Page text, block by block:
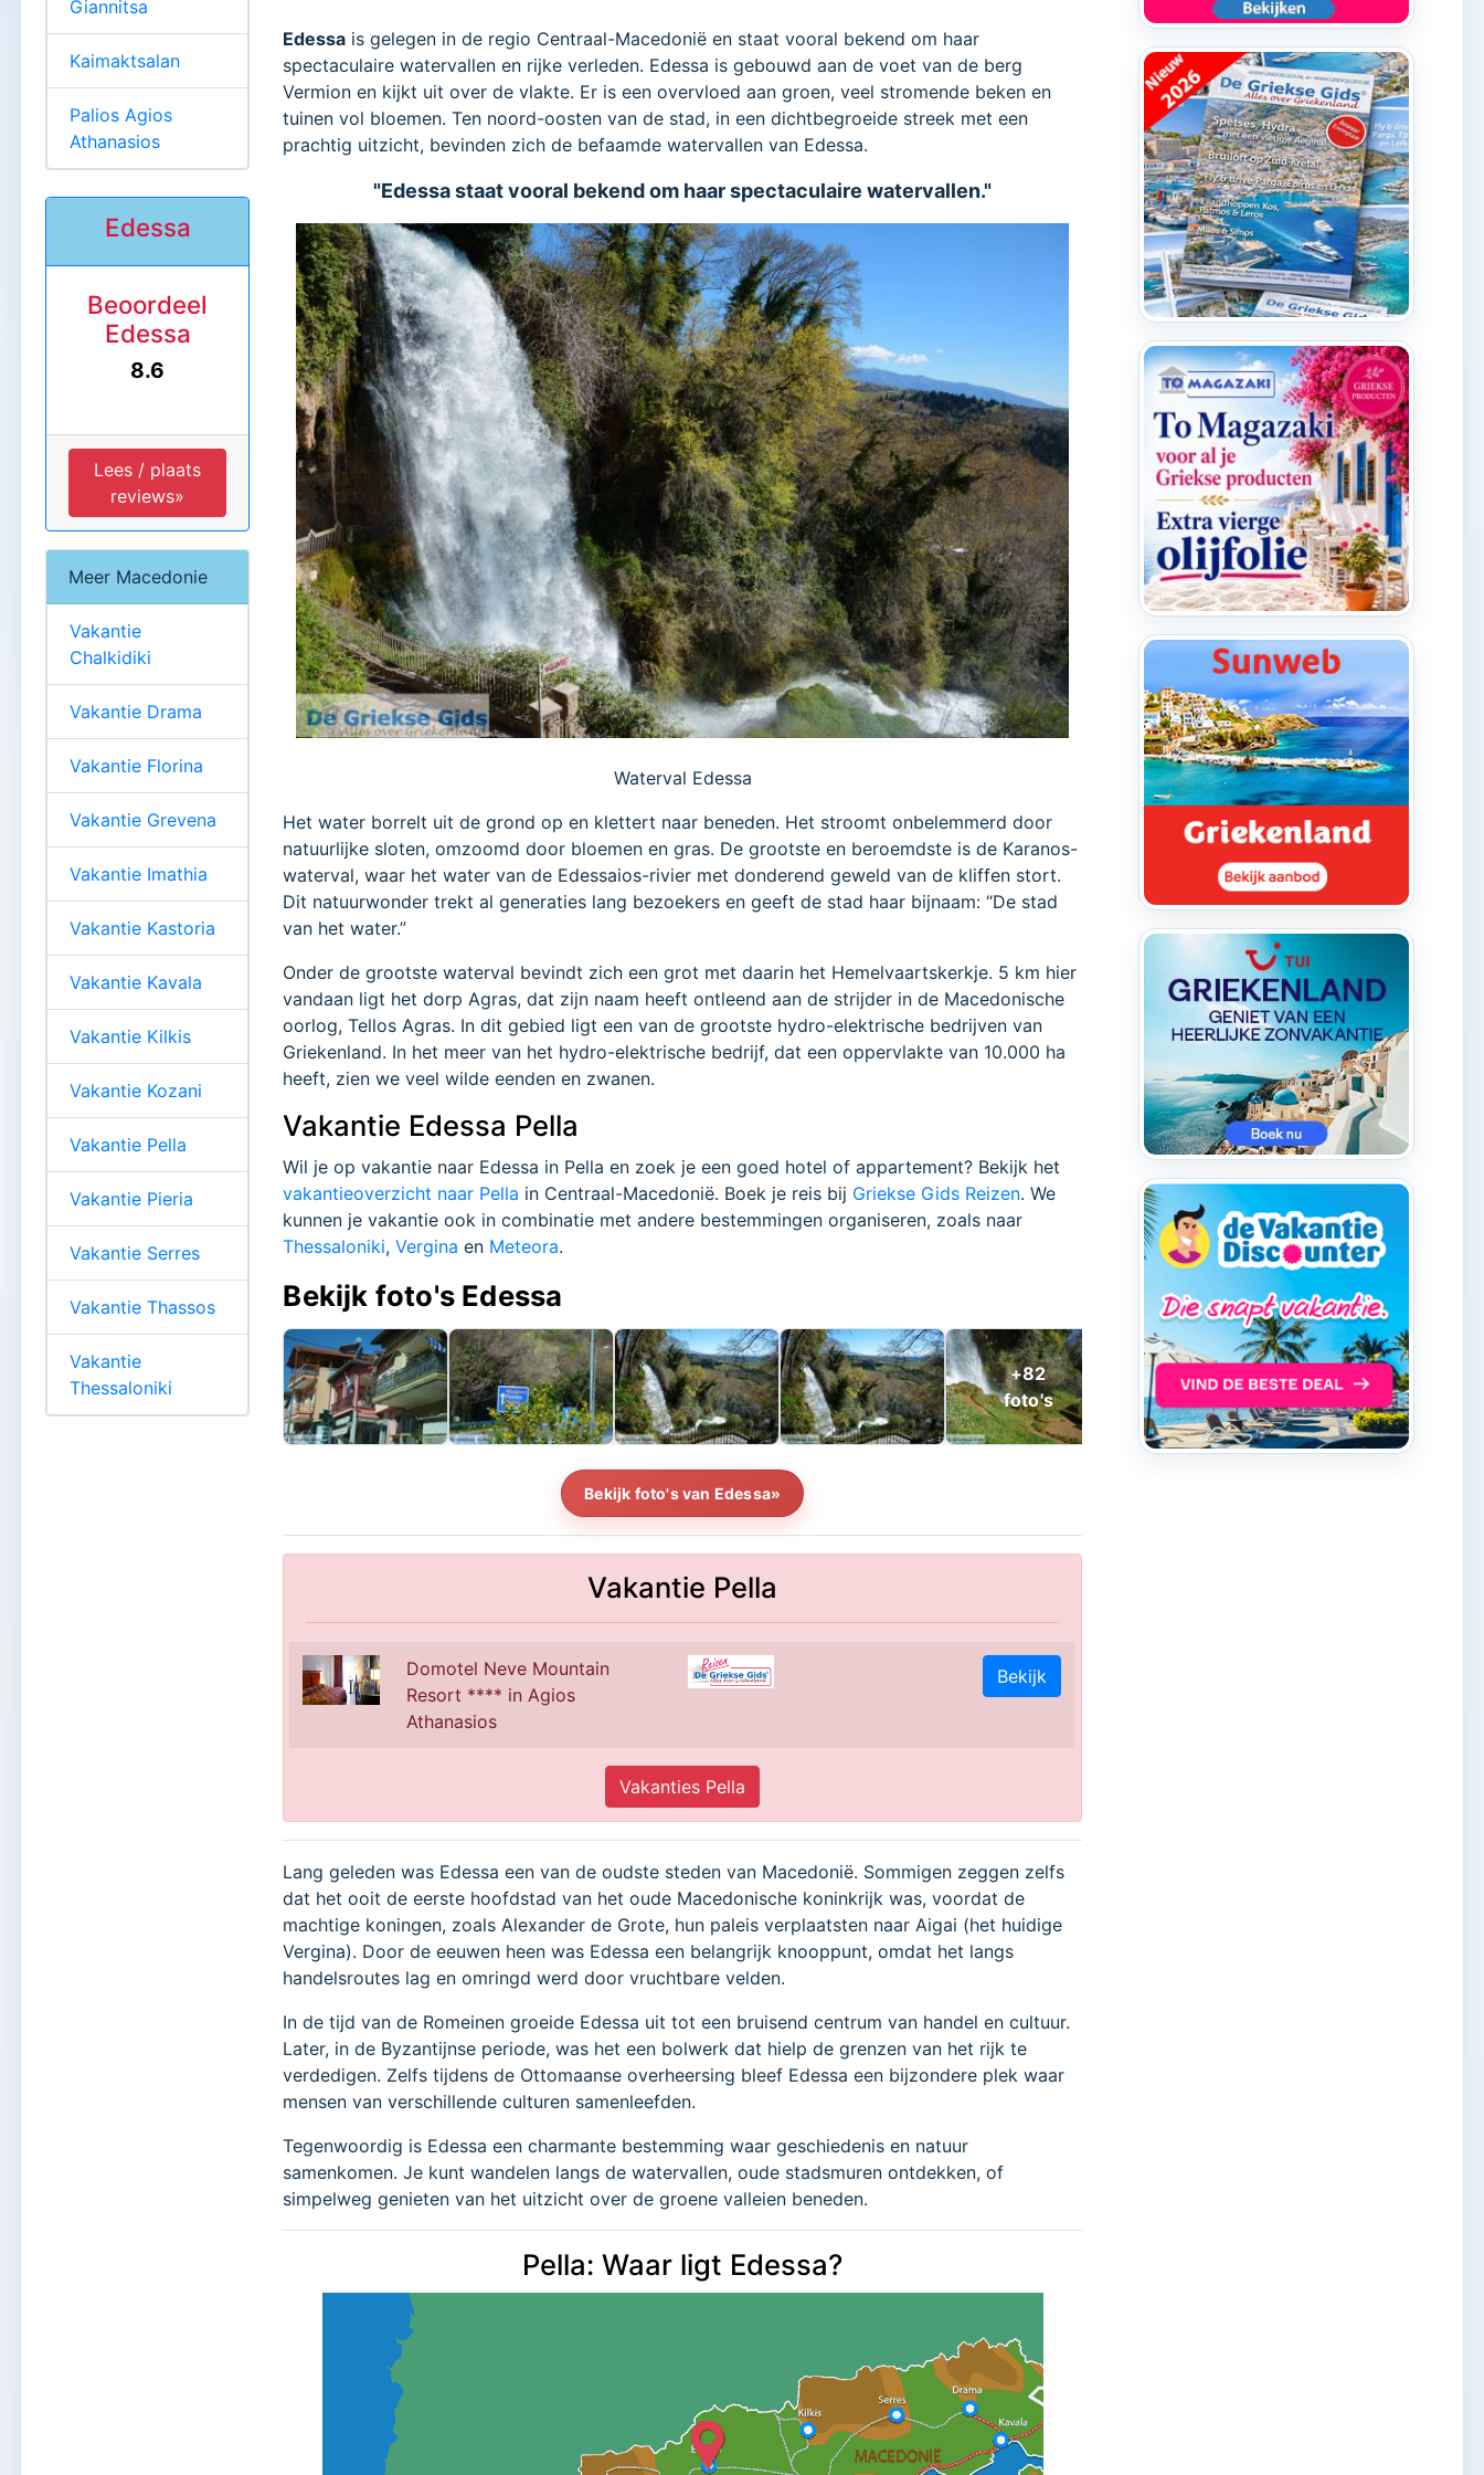
Edessa is gelegen in de regio Centraal-Macedonië en staat vooral bekend om haar
spectaculaire watervallen en rijke verleden. Edessa is gebouwd aan de voet van de berg
Vermion en kijkt uit over de vlakte. Er is een overvloed aan groen, veel stromende beken en
tuinen vol bloemen. Ten noord-oosten van de stad, in een dichtbegroeide streek met een
prachtig uitzicht, bevinden zich de befaamde watervallen van Edessa.
"Edessa staat vooral bekend om haar spectaculaire watervallen."
Waterval Edessa
Het water borrelt uit de grond op en klettert naar beneden. Het stroomt onbelemmerd door
natuurlijke sloten, omzoomd door bloemen en gras. De grootste en beroemdste is de Karanos-
waterval, waar het water van de Edessaios-rivier met donderend geweld van de kliffen stort.
Dit natuurwonder trekt al generaties lang bezoekers en geeft de stad haar bijnaam: “De stad
van het water.”
Onder de grootste waterval bevindt zich een grot met daarin het Hemelvaartskerkje. 5 km hier
vandaan ligt het dorp Agras, dat zijn naam heeft ontleend aan de strijder in de Macedonische
oorlog, Tellos Agras. In dit gebied ligt een van de grootste hydro-elektrische bedrijven van
Griekenland. In het meer van het hydro-elektrische bedrijf, dat een oppervlakte van 10.000 ha
heeft, zien we veel wilde eenden en zwanen.
Vakantie Edessa Pella
Wil je op vakantie naar Edessa in Pella en zoek je een goed hotel of appartement? Bekijk het
vakantieoverzicht naar Pella in Centraal-Macedonië. Boek je reis bij Griekse Gids Reizen. We
kunnen je vakantie ook in combinatie met andere bestemmingen organiseren, zoals naar
Thessaloniki,Vergina en Meteora.
Bekijk foto's Edessa
Bekijk foto's van Edessa»
Vakantie Pella
Domotel Neve Mountain
Resort **** in Agios
Athanasios
Bekijk
Vakanties Pella
Lang geleden was Edessa een van de oudste steden van Macedonië. Sommigen zeggen zelfs
dat het ooit de eerste hoofdstad van het oude Macedonische koninkrijk was, voordat de
machtige koningen, zoals Alexander de Grote, hun paleis verplaatsten naar Aigai (het huidige
Vergina). Door de eeuwen heen was Edessa een belangrijk knooppunt, omdat het langs
handelsroutes lag en omringd werd door vruchtbare velden.
In de tijd van de Romeinen groeide Edessa uit tot een bruisend centrum van handel en cultuur.
Later, in de Byzantijnse periode, was het een bolwerk dat hielp de grenzen van het rijk te
verdedigen. Zelfs tijdens de Ottomaanse overheersing bleef Edessa een bijzondere plek waar
mensen van verschillende culturen samenleefden.
Tegenwoordig is Edessa een charmante bestemming waar geschiedenis en natuur
samenkomen. Je kunt wandelen langs de watervallen, oude stadsmuren ontdekken, of
simpelweg genieten van het uitzicht over de groene valleien beneden.
Pella: Waar ligt Edessa?
Giannitsa
Kaimaktsalan
Palios Agios
Athanasios
Edessa
Beoordeel
Edessa
8.6
Lees / plaats
reviews»
Meer Macedonie
Vakantie
Chalkidiki
Vakantie Drama
Vakantie Florina
Vakantie Grevena
Vakantie Imathia
Vakantie Kastoria
Vakantie Kavala
Vakantie Kilkis
Vakantie Kozani
Vakantie Pella
Vakantie Pieria
Vakantie Serres
Vakantie Thassos
Vakantie
Thessaloniki